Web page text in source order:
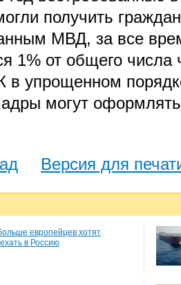
получить
МВД, за все
1% от общего
в упрощенном
могут
Версия для
европейцев хотят
в Россию